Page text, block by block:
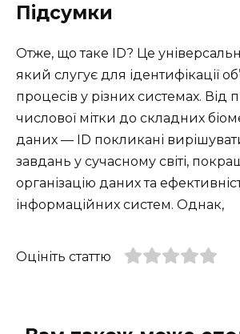
Підсумки
Отже, що таке ID? Це
який слугує для ідентифікації
процесів у різних системах. Від
числової мітки до складних
даних — ID покликані
завдань у сучасному світі,
організацію даних та
інформаційних систем. Однак,
Оцініть статтю